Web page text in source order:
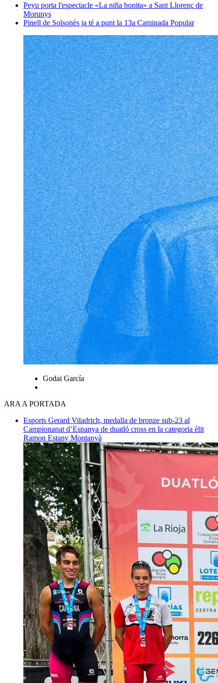
Peyu porta l'espectacle «La niña bonita» a Sant Llorenç de
Morunys
Pinell de Solsonès ja té a punt la 13a Caminada Popular
Godai García
ARA A PORTADA
Esports Gerard Viladrich, medalla de bronze sub-23 al
Campionanat d’Espanya de duatló cross en la categoria èlit
Ramon Estany Montanyà